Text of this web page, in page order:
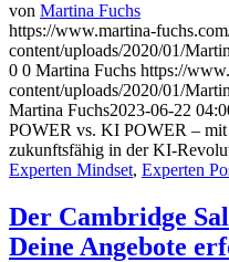
von Martina Fuchs
https://www.martina-
content/uploads/2020/01/
0 0 Martina Fuchs https://
content/uploads/2020/01/
Martina Fuchs2023-06-22
POWER vs. KI POWER –
zukunftsfähig in der KI-
Experten Mindset, Experten
Der Cambridge
Deine Angebote